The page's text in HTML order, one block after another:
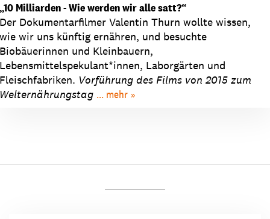
„10 Milliarden - Wie werden wir alle satt?“
Der Dokumentarfilmer Valentin Thurn wollte wissen,
wie wir uns künftig ernähren, und besuchte
Biobäuerinnen und Kleinbauern,
Lebensmittelspekulant*innen, Laborgärten und
Fleischfabriken. Vorführung des Films von 2015 zum
Welternährungstag ... mehr